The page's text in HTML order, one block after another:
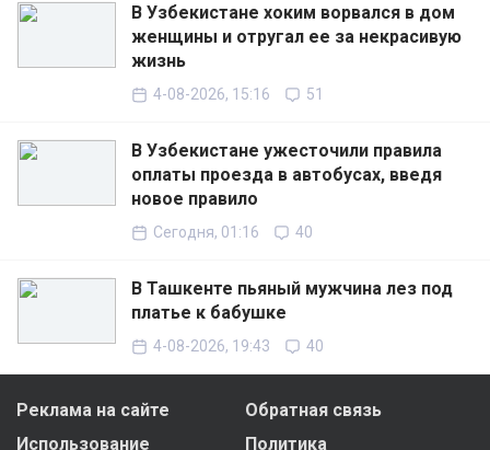
В Узбекистане хоким ворвался в дом
женщины и отругал ее за некрасивую
жизнь
4-08-2026, 15:16 51
В Узбекистане ужесточили правила
оплаты проезда в автобусах, введя
новое правило
Сегодня, 01:16 40
В Ташкенте пьяный мужчина лез под
платье к бабушке
4-08-2026, 19:43 40
Реклама на сайте
Обратная связь
Использование
Политика